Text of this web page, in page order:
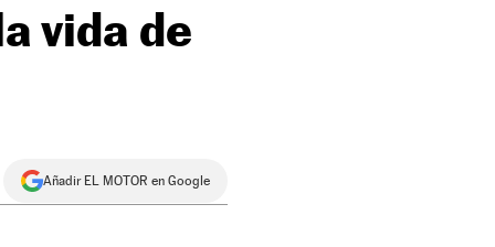
vida de
Añadir EL MOTOR en Google